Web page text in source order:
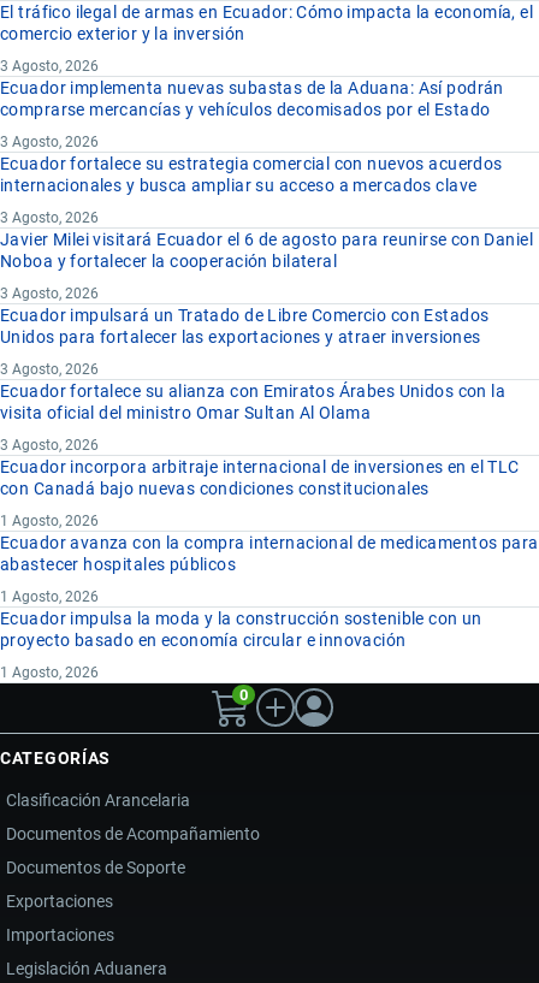
El tráfico ilegal de armas en Ecuador: Cómo impacta la economía, el
comercio exterior y la inversión
3 Agosto, 2026
Ecuador implementa nuevas subastas de la Aduana: Así podrán
comprarse mercancías y vehículos decomisados por el Estado
3 Agosto, 2026
Ecuador fortalece su estrategia comercial con nuevos acuerdos
internacionales y busca ampliar su acceso a mercados clave
3 Agosto, 2026
Javier Milei visitará Ecuador el 6 de agosto para reunirse con Daniel
Noboa y fortalecer la cooperación bilateral
3 Agosto, 2026
Ecuador impulsará un Tratado de Libre Comercio con Estados
Unidos para fortalecer las exportaciones y atraer inversiones
3 Agosto, 2026
Ecuador fortalece su alianza con Emiratos Árabes Unidos con la
visita oficial del ministro Omar Sultan Al Olama
3 Agosto, 2026
Ecuador incorpora arbitraje internacional de inversiones en el TLC
con Canadá bajo nuevas condiciones constitucionales
1 Agosto, 2026
Ecuador avanza con la compra internacional de medicamentos para
abastecer hospitales públicos
1 Agosto, 2026
Ecuador impulsa la moda y la construcción sostenible con un
proyecto basado en economía circular e innovación
1 Agosto, 2026
0
CATEGORÍAS
Clasificación Arancelaria
Documentos de Acompañamiento
Documentos de Soporte
Exportaciones
Importaciones
Legislación Aduanera